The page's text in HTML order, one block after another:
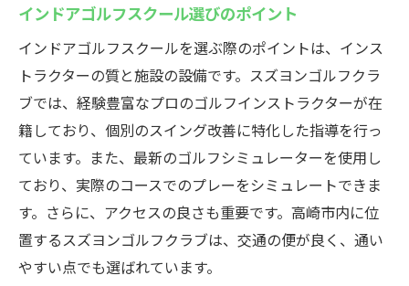
天候に影響されない練習環境
時間を有効活用した練習法
天候を気にせずゴルフを楽しむ
インドア施設の利便性を活かす
天候を問わない練習の魅力
高崎のインドアゴルフ施設スズヨンを徹底解説
スズヨンのユニークな特徴とは
設備とサービスの充実度を探る
高崎のゴルフ愛好者に選ばれる理由
インドアゴルフスクール選びのポイント
インドアゴルフスクールを選ぶ際のポイントは、インス
トラクターの質と施設の設備です。スズヨンゴルフクラ
ブでは、経験豊富なプロのゴルフインストラクターが在
籍しており、個別のスイング改善に特化した指導を行っ
ています。また、最新のゴルフシミュレーターを使用し
ており、実際のコースでのプレーをシミュレートできま
す。さらに、アクセスの良さも重要です。高崎市内に位
置するスズヨンゴルフクラブは、交通の便が良く、通い
やすい点でも選ばれています。